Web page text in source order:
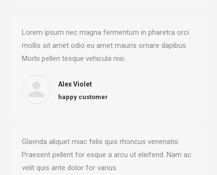
Lorem ipsum nec magna fermentum in pharetra orci
mollis sit amet odio eu amet mauris ornare dapibus.
Morbi pellen tesque vehicula nisi.
Alex Violet
happy customer
Glavrida aliquet miac felis quis rhoncus venenatis.
Praesent pellent for esque a arcu ut eleifend. Nam ac
velit quis ante dolor for varius.